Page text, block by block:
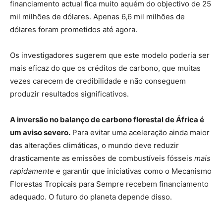
financiamento actual fica muito aquém do objectivo de 25
mil milhões de dólares. Apenas 6,6 mil milhões de
dólares foram prometidos até agora.
Os investigadores sugerem que este modelo poderia ser
mais eficaz do que os créditos de carbono, que muitas
vezes carecem de credibilidade e não conseguem
produzir resultados significativos.
A inversão no balanço de carbono florestal de África é
um aviso severo. Para evitar uma aceleração ainda maior
das alterações climáticas, o mundo deve reduzir
drasticamente as emissões de combustíveis fósseis mais
rapidamente e garantir que iniciativas como o Mecanismo
Florestas Tropicais para Sempre recebem financiamento
adequado. O futuro do planeta depende disso.